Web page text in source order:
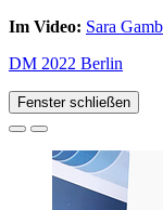
Im Video: Sara
DM 2022 Berlin
Fenster schließen